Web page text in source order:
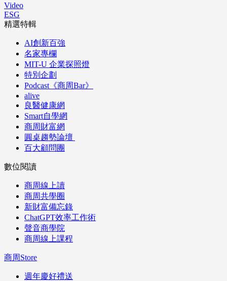
Video
ESG
精選特輯
AI創新百強
名家專欄
MIT-U 企業探照燈
特別企劃
Podcast《商周Bar》
alive
良醫健康網
Smart自學網
商周財富網
圓桌趨勢論壇
百大顧問團
數位閱讀
商周線上讀
商周共學圈
新財富備忘錄
ChatGPT效率工作術
聲音商學院
商周線上課程
商周Store
週年慶好禮送